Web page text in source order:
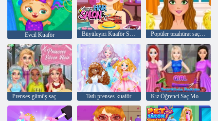
Evcil Kuaför Büyüleyici Kuaför Salonu Popüler tezahürat saç modelleri
Prenses gümüş saç modelleri Tatlı prenses kuaför Kız Öğrenci Saç Modeli Tasarımı